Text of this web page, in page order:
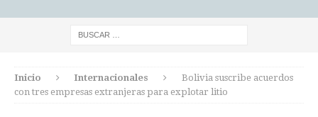
Inicio Internacionales
Bolivia suscribe acuerdos
con tres empresas extranjeras para explotar litio